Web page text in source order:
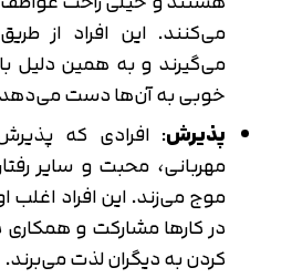
می‌کنند. این افراد از
می‌گیرند و به همین
خوبی به آن‌ها دست
پذیرش: افرادی که پذیرش
مهربانی، محبت و سایر
موج می‌زند. این افراد
در کارها مشارکت و
کردن به دیگران لذت می‌برند.